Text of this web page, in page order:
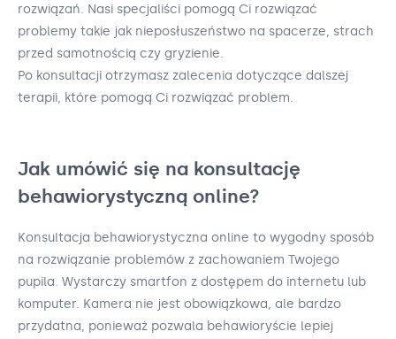
rozwiązań. Nasi specjaliści pomogą Ci rozwiązać
problemy takie jak nieposłuszeństwo na spacerze, strach
przed samotnością czy gryzienie.
Po konsultacji otrzymasz zalecenia dotyczące dalszej
terapii, które pomogą Ci rozwiązać problem.
Jak umówić się na konsultację
behawiorystyczną online?
Konsultacja behawiorystyczna online to wygodny sposób
na rozwiązanie problemów z zachowaniem Twojego
pupila. Wystarczy smartfon z dostępem do internetu lub
komputer. Kamera nie jest obowiązkowa, ale bardzo
przydatna, ponieważ pozwala behawioryście lepiej